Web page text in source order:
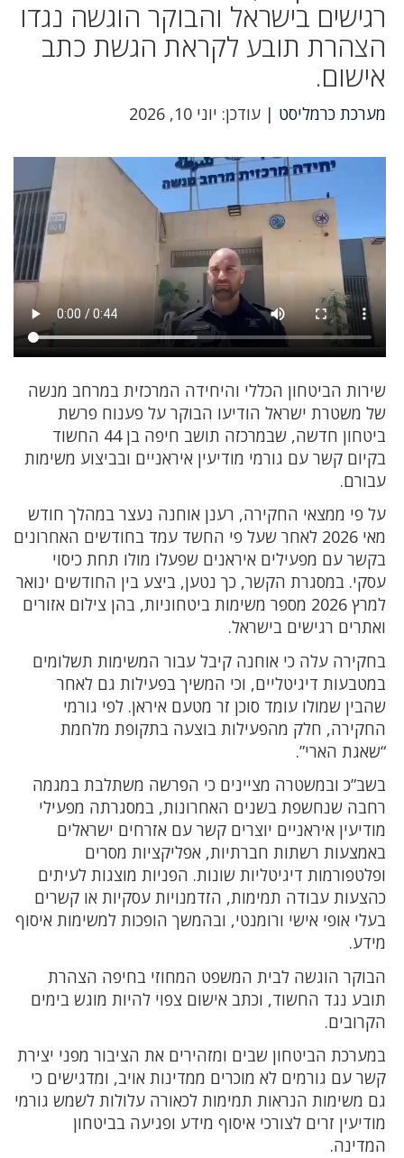
רגישים בישראל והבוקר הוגשה נגדו
הצהרת תובע לקראת הגשת כתב
אישום.
מערכת כרמליסט | עודכן: יוני 10, 2026
שירות הביטחון הכללי והיחידה המרכזית במרחב מנשה
של משטרת ישראל הודיעו הבוקר על פענוח פרשת
ביטחון חדשה, שבמרכזה תושב חיפה בן 44 החשוד
בקיום קשר עם גורמי מודיעין איראניים ובביצוע משימות
עבורם.
על פי ממצאי החקירה, רענן אוחנה נעצר במהלך חודש
מאי 2026 לאחר שעל פי החשד עמד בחודשים האחרונים
בקשר עם מפעילים איראנים שפעלו מולו תחת כיסוי
עסקי. במסגרת הקשר, כך נטען, ביצע בין החודשים ינואר
למרץ 2026 מספר משימות ביטחוניות, בהן צילום אזורים
ואתרים רגישים בישראל.
בחקירה עלה כי אוחנה קיבל עבור המשימות תשלומים
במטבעות דיגיטליים, וכי המשיך בפעילות גם לאחר
שהבין שמולו עומד סוכן זר מטעם איראן. לפי גורמי
החקירה, חלק מהפעילות בוצעה בתקופת מלחמת
“שאגת הארי”.
בשב”כ ובמשטרה מציינים כי הפרשה משתלבת במגמה
רחבה שנחשפת בשנים האחרונות, במסגרתה מפעילי
מודיעין איראניים יוצרים קשר עם אזרחים ישראלים
באמצעות רשתות חברתיות, אפליקציות מסרים
ופלטפורמות דיגיטליות שונות. הפניות מוצגות לעיתים
כהצעות עבודה תמימות, הזדמנויות עסקיות או קשרים
בעלי אופי אישי ורומנטי, ובהמשך הופכות למשימות איסוף
מידע.
הבוקר הוגשה לבית המשפט המחוזי בחיפה הצהרת
תובע נגד החשוד, וכתב אישום צפוי להיות מוגש בימים
הקרובים.
במערכת הביטחון שבים ומזהירים את הציבור מפני יצירת
קשר עם גורמים לא מוכרים ממדינות אויב, ומדגישים כי
גם משימות הנראות תמימות לכאורה עלולות לשמש גורמי
מודיעין זרים לצורכי איסוף מידע ופגיעה בביטחון
המדינה.